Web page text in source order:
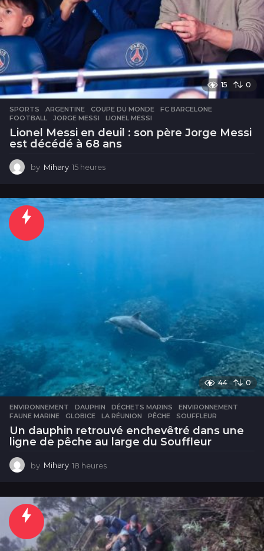
15 0
SPORTS ARGENTINE ,COUPE DU MONDE ,FC BARCELONE
FOOTBALL
,JORGE MESSI ,LIONEL MESSI
Lionel Messi en deuil : son père Jorge Messi
est décédé à 68 ans
by Mihary 15 heures
e
44 0
ENVIRONNEMENT DAUPHIN ,DÉCHETS MARINS ,ENVIRONNEMENT
FAUNE MARINE
,GLOBICE ,LA RÉUNION ,PÊCHE ,SOUFFLEUR
Un dauphin retrouvé enchevêtré dans une
ligne de pêche au large du Souffleur
by Mihary 18 heures
e
u
r
e
s